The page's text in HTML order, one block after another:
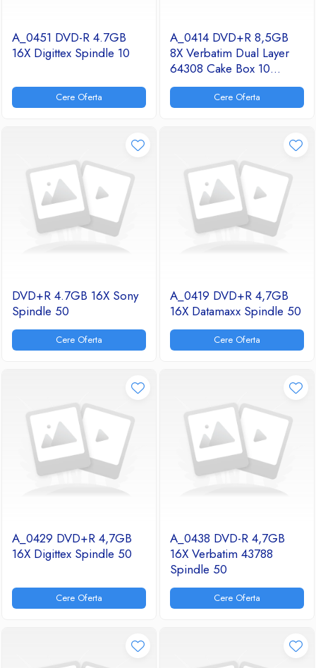
A_0451 DVD-R 4.7GB
16X Digittex Spindle 10
Cere Oferta
A_0414 DVD+R 8,5GB
8X Verbatim Dual Layer
64308 Cake Box 10
Printabil
Cere Oferta
DVD+R 4.7GB 16X Sony
Spindle 50
Cere Oferta
A_0419 DVD+R 4,7GB
16X Datamaxx Spindle 50
Cere Oferta
A_0429 DVD+R 4,7GB
16X Digittex Spindle 50
Cere Oferta
A_0438 DVD-R 4,7GB
16X Verbatim 43788
Spindle 50
Cere Oferta